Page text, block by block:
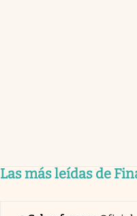
Las más leídas de